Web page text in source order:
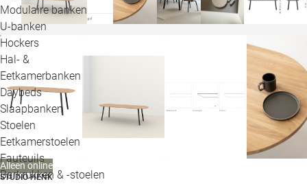
Modulaire banken
U-banken
Hockers
Hal- &
Eetkamerbanken
Daybeds
Slaapbanken
Stoelen
Eetkamerstoelen
Fauteuils
Barkrukken & -stoelen
Alleen online
STUDIO HENK